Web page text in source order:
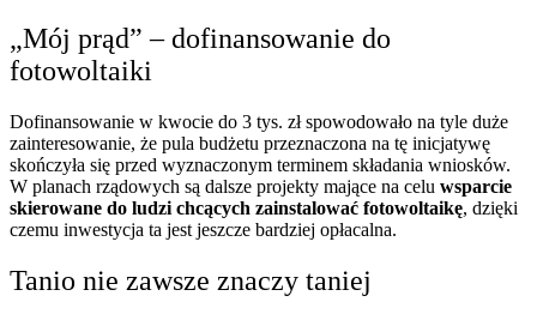
„Mój prąd” – dofinansowanie do
fotowoltaiki
Dofinansowanie w kwocie do 3 tys. zł spowodowało na tyle duże
zainteresowanie, że pula budżetu przeznaczona na tę inicjatywę
skończyła się przed wyznaczonym terminem składania wniosków.
W planach rządowych są dalsze projekty mające na celu wsparcie
skierowane do ludzi chcących zainstalować fotowoltaikę, dzięki
czemu inwestycja ta jest jeszcze bardziej opłacalna.
Tanio nie zawsze znaczy taniej